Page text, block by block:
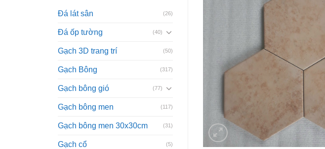
Đá lát sân (26)
Đá ốp tường (40)
Gạch 3D trang trí (50)
Gạch Bông (317)
Gạch bông gió (77)
Gạch bông men (117)
Gạch bông men 30x30cm (31)
Gạch cổ (5)